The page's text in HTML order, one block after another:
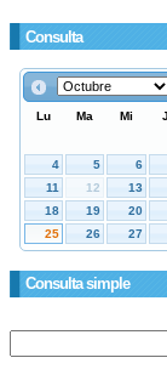
Consulta
Consulta simple